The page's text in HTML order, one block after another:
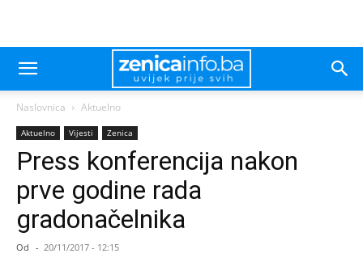
Naslovnica Aktuelno
Aktuelno Vijesti Zenica
Press konferencija nakon
prve godine rada
gradonačelnika
Od - 20/11/2017 - 12:15